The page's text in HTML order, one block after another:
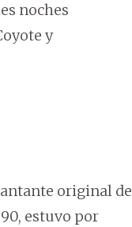
noches
y
original de
estuvo por